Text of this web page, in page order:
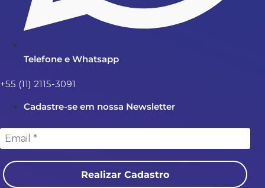
Telefone e Whatsapp
+55 (11) 2115-3091
Cadastre-se em nossa Newsletter
Realizar Cadastro